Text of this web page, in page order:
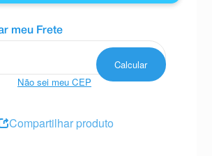
Não sei meu CEP
Compartilhar produto